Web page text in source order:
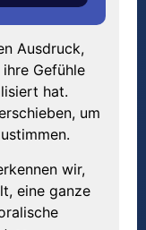
Ausdruck,
Gefühle
hat.
um
wir,
eine ganze